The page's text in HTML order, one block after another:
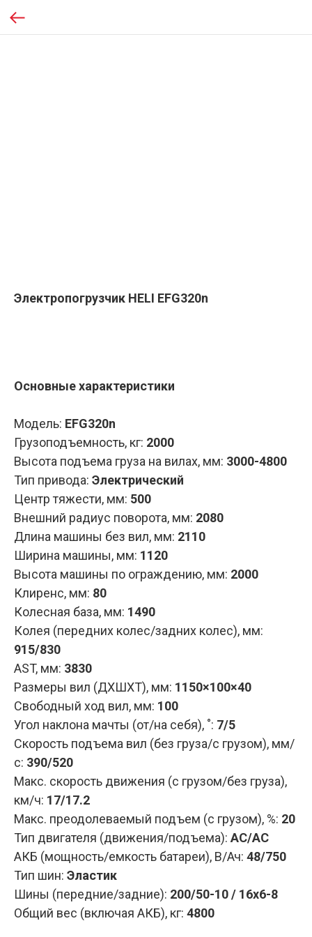
Электропогрузчик HELI EFG320n
Основные характеристики
Модель: EFG320n
Грузоподъемность, кг: 2000
Высота подъема груза на вилах, мм: 3000-4800
Тип привода: Электрический
Центр тяжести, мм: 500
Внешний радиус поворота, мм: 2080
Длина машины без вил, мм: 2110
Ширина машины, мм: 1120
Высота машины по ограждению, мм: 2000
Клиренс, мм: 80
Колесная база, мм: 1490
Колея (передних колес/задних колес), мм:
915/830
AST, мм: 3830
Размеры вил (ДXШXТ), мм: 1150×100×40
Свободный ход вил, мм: 100
Угол наклона мачты (от/на себя), ˚: 7/5
Скорость подъема вил (без груза/с грузом), мм/
с: 390/520
Макс. скорость движения (с грузом/без груза),
км/ч: 17/17.2
Макс. преодолеваемый подъем (с грузом), %: 20
Тип двигателя (движения/подъема): AC/AC
АКБ (мощность/емкость батареи), В/Ач: 48/750
Тип шин: Эластик
Шины (передние/задние): 200/50-10 / 16x6-8
Общий вес (включая АКБ), кг: 4800